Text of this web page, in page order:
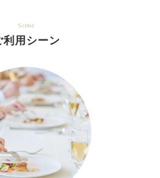
Scene
利用シーン